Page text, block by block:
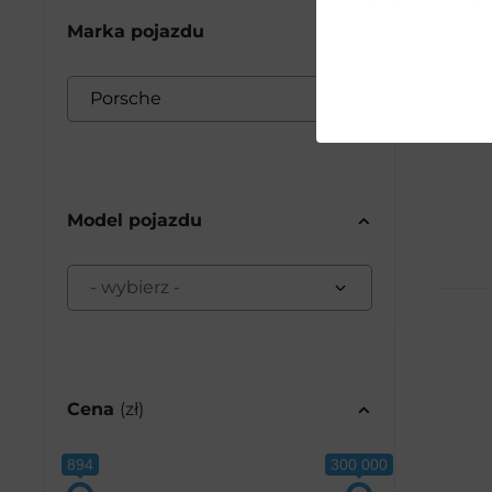
Marka pojazdu
Porsche
Model pojazdu
- wybierz -
Cena (zł)
894 300 000